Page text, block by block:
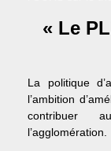
« Le
La politique
l’ambition
contribuer
l’agglomération.